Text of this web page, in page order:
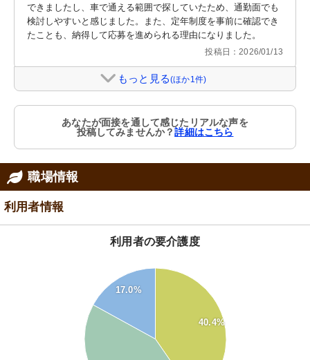
できましたし、車で通える範囲で探していたため、通勤面でも
検討しやすいと感じました。また、定年制度を事前に確認でき
たことも、納得して応募を進められる理由になりました。
投稿日：2026/01/13
もっと見る(ほか1件)
あなたが面接を通して感じたリアルな声を
投稿してみませんか？詳細はこちら
職場情報
利用者情報
利用者の要介護度
40.4%
17.0%